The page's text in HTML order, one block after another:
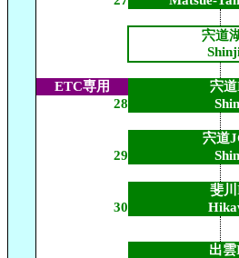
宍道
ETC専用
宍
28
宍道
29
斐
30
出